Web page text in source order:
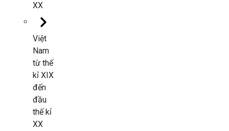
XX
Việt
Nam
từ thế
kỉ XIX
đến
đầu
thế kỉ
XX